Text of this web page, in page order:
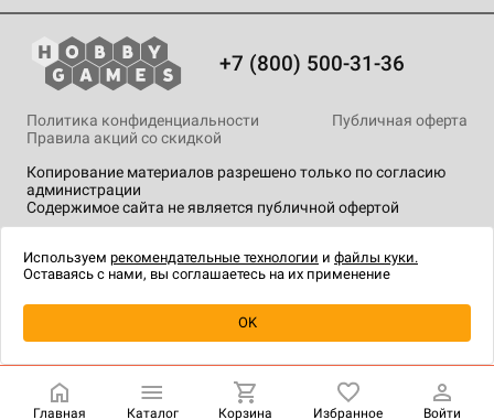
Уведомить о наличии
+7 (800) 500-31-36
Копирование материалов разрешено только по согласию
администрации
Содержимое сайта не является публичной офертой
Политика конфиденциальности
Публичная оферта
Правила акций со скидкой
технологии.
Главная Каталог Корзина Избранное Войти
Используем рекомендательные технологии и файлы куки.
Оставаясь с нами, вы соглашаетесь на их применение
OK